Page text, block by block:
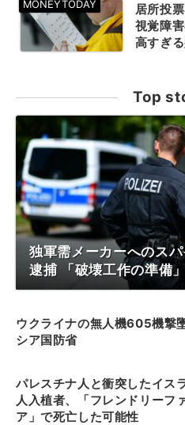
居所投
視覚障
高すぎ
Top
独軍需メーカーへのス
逮捕 「破壊工作の準備
ウクライナの無人機605機撃
シア国防省
パレスチナ人と衝突したイス
人入植者、「フレンドリーフ
ア」で死亡した可能性